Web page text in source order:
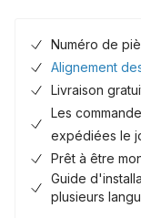
Numéro de
Alignement
Livraison
Les
expédiées le
Prêt à être
Guide
plusieurs